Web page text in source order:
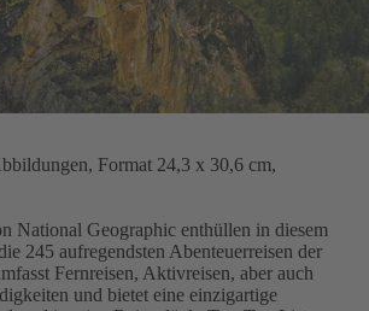
National Geographic enthüllen die 245
der Welt. Ein Must-have für alle
Format 24,3 x 30,6 cm,
National Geographic enthüllen in diesem
245 aufregendsten Abenteuerreisen der
Fernreisen, Aktivreisen, aber auch
und bietet eine einzigartige